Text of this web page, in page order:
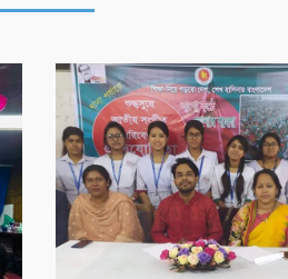
সাফল্যের স্মৃতি
সাফল্যের স্মৃতি